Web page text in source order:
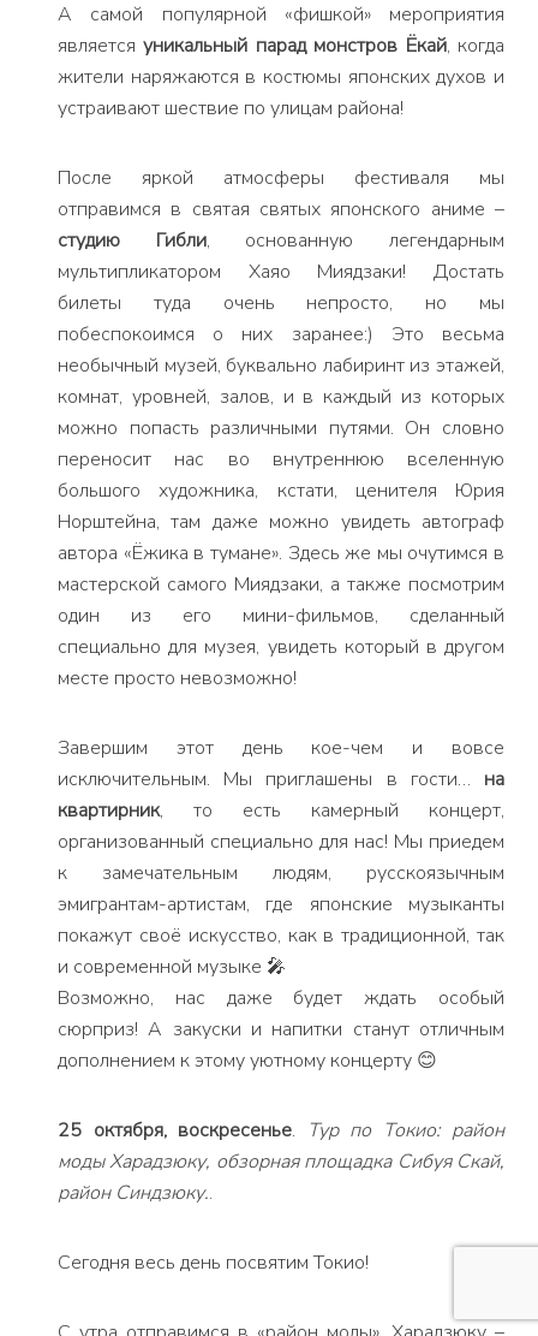
А самой популярной «фишкой» мероприятия
являетсяуникальный парад монстров Ёкай, когда
жители наряжаются в костюмы японских духов и
устраивают шествие по улицам района!
После яркой атмосферы фестиваля мы
отправимся в святая святых японского аниме –
студию Гибли, основанную легендарным
мультипликатором Хаяо Миядзаки! Достать
билеты туда очень непросто, но мы
побеспокоимся о них заранее:) Это весьма
необычный музей, буквально лабиринт из этажей,
комнат, уровней, залов, и в каждый из которых
можно попасть различными путями. Он словно
переносит нас во внутреннюю вселенную
большого художника, кстати, ценителя Юрия
Норштейна, там даже можно увидеть автограф
автора «Ёжика в тумане». Здесь же мы очутимся в
мастерской самого Миядзаки, а также посмотрим
один из его мини-фильмов, сделанный
специально для музея, увидеть который в другом
месте просто невозможно!
Завершим этот день кое-чем и вовсе
исключительным. Мы приглашены в гости… на
квартирник, то есть камерный концерт,
организованный специально для нас! Мы приедем
к замечательным людям, русскоязычным
эмигрантам-артистам, где японские музыканты
покажут своё искусство, как в традиционной, так
и современной музыке 🎤
Возможно, нас даже будет ждать особый
сюрприз! А закуски и напитки станут отличным
дополнением к этому уютному концерту 😊
25 октября, воскресенье. Тур по Токио: район
моды Харадзюку, обзорная площадка Сибуя Скай,
район Синдзюку..
Сегодня весь день посвятим Токио!